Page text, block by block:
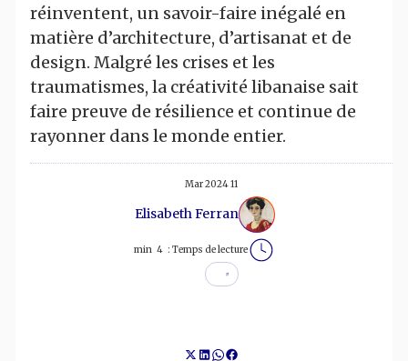
réinventent, un savoir-faire inégalé en
matière d’architecture, d’artisanat et de
design. Malgré les crises et les
traumatismes, la créativité libanaise sait
faire preuve de résilience et continue de
rayonner dans le monde entier.
11 Mar 2024
Elisabeth Ferran
Temps de lecture :
4
min